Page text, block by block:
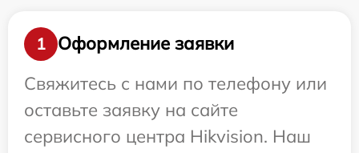
1
Оформление заявки
Свяжитесь с нами по телефону или
оставьте заявку на сайте
сервисного центра Hikvision. Наш